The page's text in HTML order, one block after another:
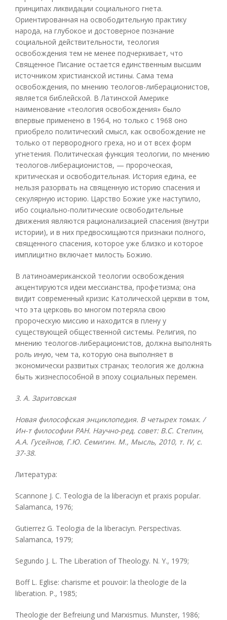
принципах ликвидации социального гнета.
Ориентированная на освободительную практику
народа, на глубокое и достоверное познание
социальной действительности, теология
освобождения тем не менее подчеркивает, что
Священное Писание остается единственным высшим
источником христианской истины. Сама тема
освобождения, по мнению теологов-либерационистов,
является библейской. В Латинской Америке
наименование «теология освобождения» было
впервые применено в 1964, но только с 1968 оно
приобрело политический смысл, как освобождение не
только от первородного греха, но и от всех форм
угнетения. Политическая функция теологии, по мнению
теологов-либерационистов, — пророческая,
критическая и освободительная. История едина, ее
нельзя разорвать на священную историю спасения и
секулярную историю. Царство Божие уже наступило,
ибо социально-политические освободительные
движения являются рационализацией спасения (внутри
истории), и в них предвосхищаются признаки полного,
священного спасения, которое уже близко и которое
имплицитно включает милость Божию.
В латиноамериканской теологии освобождения
акцентируются идеи мессианства, профетизма; она
видит современный кризис Католической церкви в том,
что эта церковь во многом потеряла свою
пророческую миссию и находится в плену у
существующей общественной системы. Религия, по
мнению теологов-либерационистов, должна выполнять
роль иную, чем та, которую она выполняет в
экономически развитых странах; теология же должна
быть жизнеспособной в эпоху социальных перемен.
3. А. Заритовская
Новая философская энциклопедия. В четырех томах. /
Ин-т философии РАН. Научно-ред. совет: В.С. Степин,
А.А. Гусейнов, Г.Ю. Семигин. М., Мысль, 2010, т. IV, с.
37-38.
Литература:
Scannone J. С. Teologia de la liberaciyn et praxis popular.
Salamanca, 1976;
Gutierrez G. Teologia de la liberaciyn. Perspectivas.
Salamanca, 1979;
Segundo J. L. The Liberation of Theology. N. Y., 1979;
Boff L. Eglise: charisme et pouvoir: la theologie de la
liberation. P., 1985;
Theologie der Befreiung und Marxismus. Munster, 1986;